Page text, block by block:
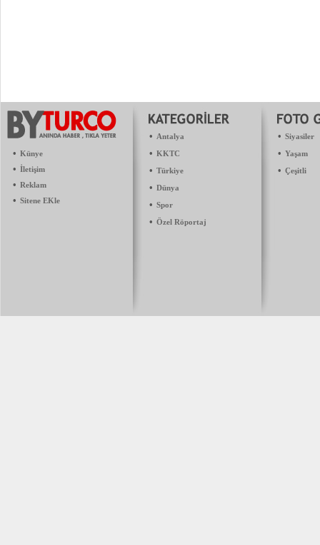
• Künye
• İletişim
• Reklam
• Sitene EKle
• Antalya
• KKTC
• Türkiye
• Dünya
• Spor
• Özel Röportaj
• Siyasiler
• Yaşam
• Çeşitli